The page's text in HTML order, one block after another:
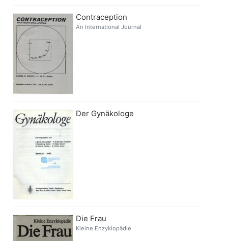
Contraception
An International Journal
Der Gynäkologe
Die Frau
Kleine Enzyklopädie